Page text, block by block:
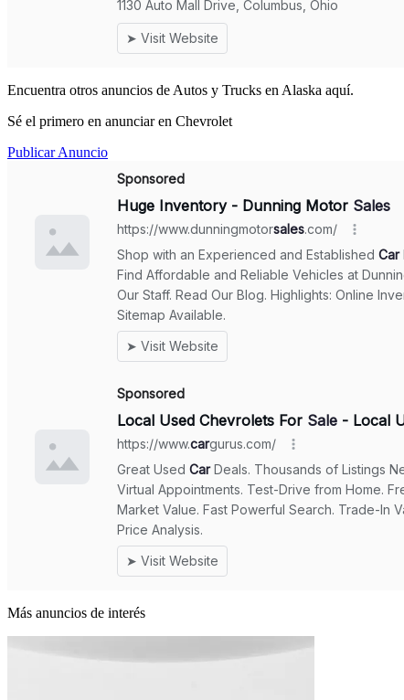
Encuentra otros anuncios de Autos y Trucks en Alaska aquí.
Sé el primero en anunciar en Chevrolet
Publicar Anuncio
Más anuncios de interés